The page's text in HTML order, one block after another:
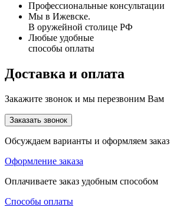
Профессиональные консультации
Мы в Ижевске.
В оружейной столице РФ
Любые удобные
способы оплаты
Доставка и оплата
Закажите звонок и мы перезвоним Вам
Заказать звонок
Обсуждаем варианты и оформляем заказ
Оформление заказа
Оплачиваете заказ удобным способом
Способы оплаты